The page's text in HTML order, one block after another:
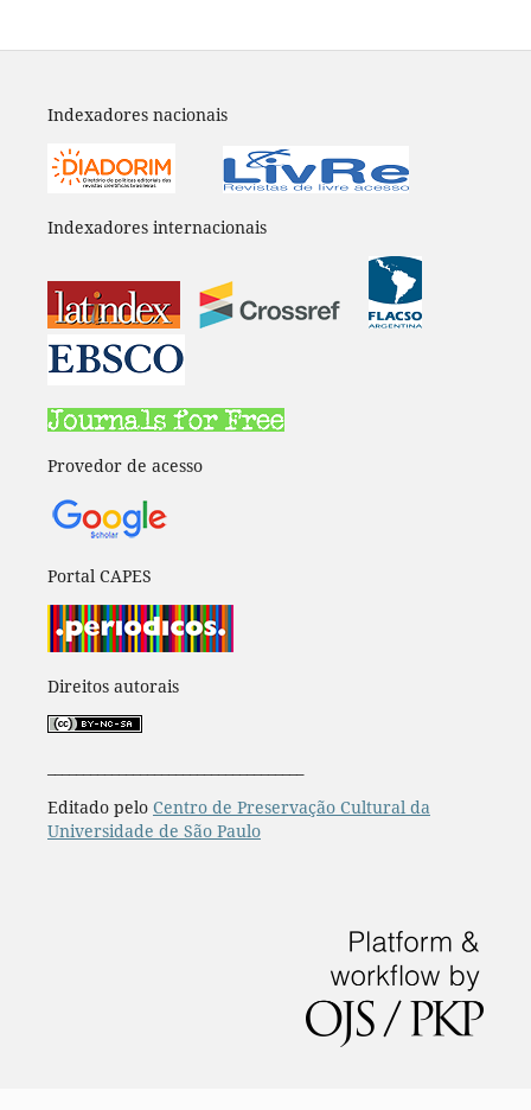
Indexadores nacionais
Indexadores internacionais
Provedor de acesso
Portal CAPES
Direitos autorais
Editado pelo Centro de Preservação Cultural da
Universidade de São Paulo